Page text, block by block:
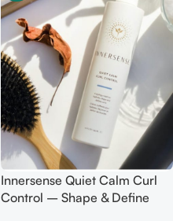
Innersense Quiet Calm Curl
Control – Shape & Define